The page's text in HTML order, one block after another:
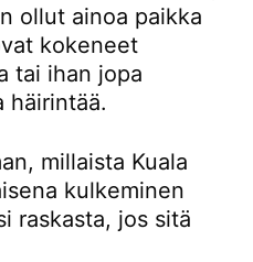
ollut ainoa paikka
kokeneet
tai ihan jopa
häirintää.
millaista Kuala
kulkeminen
raskasta, jos sitä